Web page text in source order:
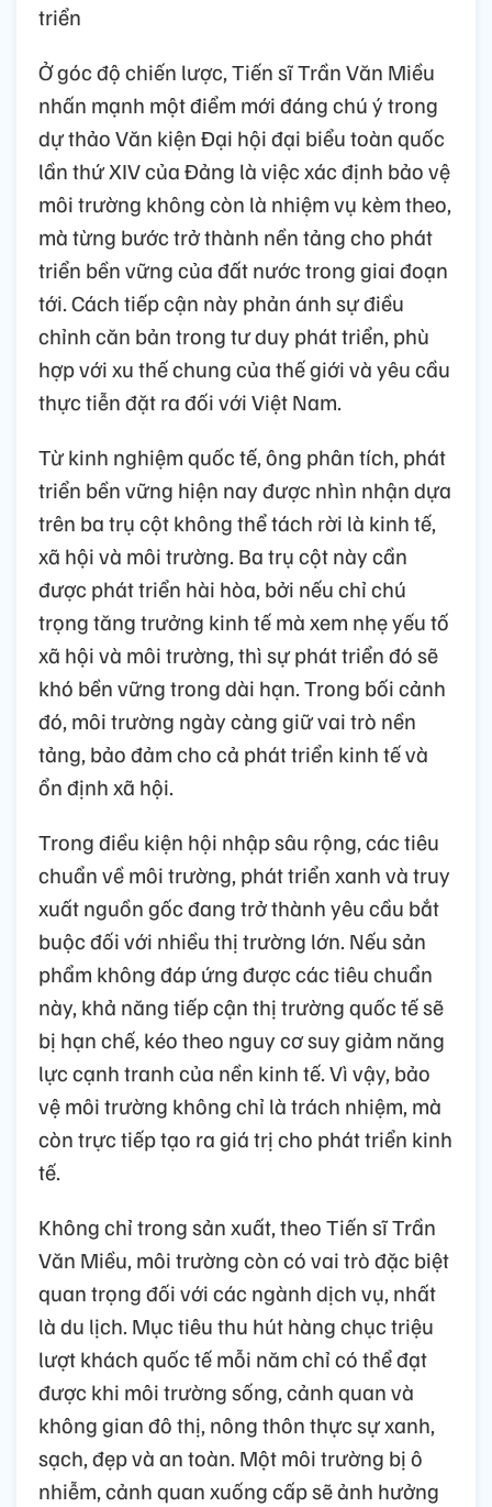
triển
Ở góc độ chiến lược, Tiến sĩ Trần Văn Miều
nhấn mạnh một điểm mới đáng chú ý trong
dự thảo Văn kiện Đại hội đại biểu toàn quốc
lần thứ XIV của Đảng là việc xác định bảo vệ
môi trường không còn là nhiệm vụ kèm theo,
mà từng bước trở thành nền tảng cho phát
triển bền vững của đất nước trong giai đoạn
tới. Cách tiếp cận này phản ánh sự điều
chỉnh căn bản trong tư duy phát triển, phù
hợp với xu thế chung của thế giới và yêu cầu
thực tiễn đặt ra đối với Việt Nam.
Từ kinh nghiệm quốc tế, ông phân tích, phát
triển bền vững hiện nay được nhìn nhận dựa
trên ba trụ cột không thể tách rời là kinh tế,
xã hội và môi trường. Ba trụ cột này cần
được phát triển hài hòa, bởi nếu chỉ chú
trọng tăng trưởng kinh tế mà xem nhẹ yếu tố
xã hội và môi trường, thì sự phát triển đó sẽ
khó bền vững trong dài hạn. Trong bối cảnh
đó, môi trường ngày càng giữ vai trò nền
tảng, bảo đảm cho cả phát triển kinh tế và
ổn định xã hội.
Trong điều kiện hội nhập sâu rộng, các tiêu
chuẩn về môi trường, phát triển xanh và truy
xuất nguồn gốc đang trở thành yêu cầu bắt
buộc đối với nhiều thị trường lớn. Nếu sản
phẩm không đáp ứng được các tiêu chuẩn
này, khả năng tiếp cận thị trường quốc tế sẽ
bị hạn chế, kéo theo nguy cơ suy giảm năng
lực cạnh tranh của nền kinh tế. Vì vậy, bảo
vệ môi trường không chỉ là trách nhiệm, mà
còn trực tiếp tạo ra giá trị cho phát triển kinh
tế.
Không chỉ trong sản xuất, theo Tiến sĩ Trần
Văn Miều, môi trường còn có vai trò đặc biệt
quan trọng đối với các ngành dịch vụ, nhất
là du lịch. Mục tiêu thu hút hàng chục triệu
lượt khách quốc tế mỗi năm chỉ có thể đạt
được khi môi trường sống, cảnh quan và
không gian đô thị, nông thôn thực sự xanh,
sạch, đẹp và an toàn. Một môi trường bị ô
nhiễm, cảnh quan xuống cấp sẽ ảnh hưởng